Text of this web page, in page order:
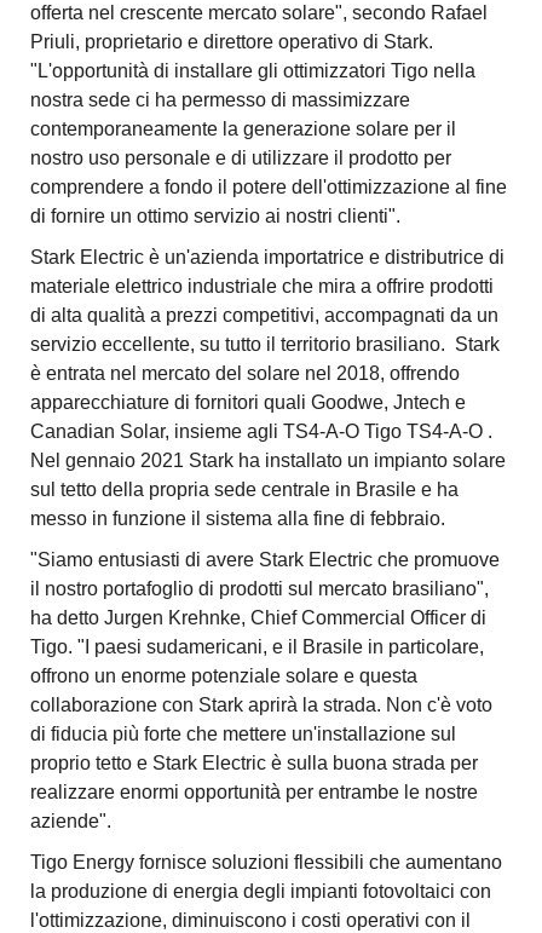
offerta nel crescente mercato solare", secondo Rafael
Priuli, proprietario e direttore operativo di Stark.
"L'opportunità di installare gli ottimizzatori Tigo nella
nostra sede ci ha permesso di massimizzare
contemporaneamente la generazione solare per il
nostro uso personale e di utilizzare il prodotto per
comprendere a fondo il potere dell'ottimizzazione al fine
di fornire un ottimo servizio ai nostri clienti".
Stark Electric è un'azienda importatrice e distributrice di
materiale elettrico industriale che mira a offrire prodotti
di alta qualità a prezzi competitivi, accompagnati da un
servizio eccellente, su tutto il territorio brasiliano. Stark
è entrata nel mercato del solare nel 2018, offrendo
apparecchiature di fornitori quali Goodwe, Jntech e
Canadian Solar, insieme agli TS4-A-O Tigo TS4-A-O .
Nel gennaio 2021 Stark ha installato un impianto solare
sul tetto della propria sede centrale in Brasile e ha
messo in funzione il sistema alla fine di febbraio.
"Siamo entusiasti di avere Stark Electric che promuove
il nostro portafoglio di prodotti sul mercato brasiliano",
ha detto Jurgen Krehnke, Chief Commercial Officer di
Tigo. "I paesi sudamericani, e il Brasile in particolare,
offrono un enorme potenziale solare e questa
collaborazione con Stark aprirà la strada. Non c'è voto
di fiducia più forte che mettere un'installazione sul
proprio tetto e Stark Electric è sulla buona strada per
realizzare enormi opportunità per entrambe le nostre
aziende".
Tigo Energy fornisce soluzioni flessibili che aumentano
la produzione di energia degli impianti fotovoltaici con
l'ottimizzazione, diminuiscono i costi operativi con il